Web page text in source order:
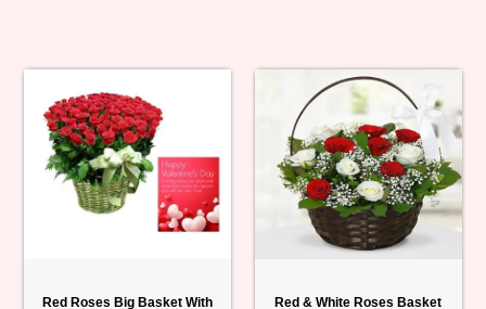
Red Roses Big Basket With Red & White Roses Basket